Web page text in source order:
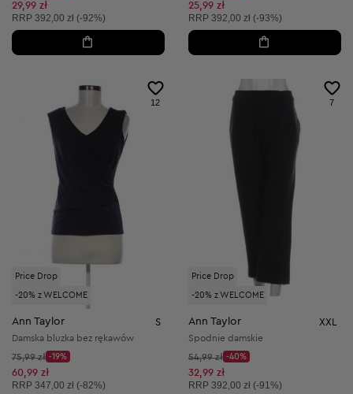
Obniżona cena:
29,99 zł
Cena sugerowana:
RRP 392,00 zł (-92%)
Obniżona cena:
25,99 zł
Cena sugerowana:
RRP 392,00 zł (-93%)
Price Drop
-20% z WELCOME
12
Ann Taylor S
Damska bluzka bez rękawów
Cena początkowa:
75,99 zł
Discount Price:
-19%
Obniżona cena:
60,99 zł
Cena sugerowana:
RRP 347,00 zł (-82%)
Price Drop
-20% z WELCOME
7
Ann Taylor XXL
Spodnie damskie
Cena początkowa:
54,99 zł
Discount Price:
-40%
Obniżona cena:
32,99 zł
Cena sugerowana:
RRP 392,00 zł (-91%)